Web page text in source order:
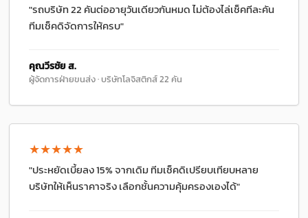
"รถบริษัท 22 คันต่ออายุวันเดียวกันหมด ไม่ต้องไล่เช็คทีละคัน
ทีมเช็คดิจัดการให้ครบ"
คุณวีรชัย ส.
ผู้จัดการฝ่ายขนส่ง · บริษัทโลจิสติกส์ 22 คัน
★★★★★
"ประหยัดเบี้ยลง 15% จากเดิม ทีมเช็คดิเปรียบเทียบหลาย
บริษัทให้เห็นราคาจริง เลือกชั้นความคุ้มครองเองได้"